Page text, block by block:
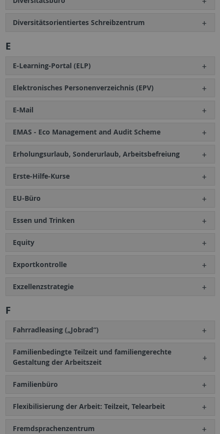
Diversitätsorientiertes Schreibzentrum
E
E-Learning-Portal (ELP)
Elektronisches Personenverzeichnis (EPV)
E-Mail
EMAS - Eco Management and Audit Scheme
Erholungsurlaub, Sonderurlaub, Arbeitsbefreiung
Erste-Hilfe-Kurse
EU-Büro
Essen und Trinken
Equity
Exportkontrolle
Exzellenzstrategie
F
Fahrradleasing („Jobrad“)
Familienbedingte Teilzeit und familiengerechte
Gestaltung der Arbeitszeit
Familienbüro
Flexibilisierung der Arbeit: Teilzeit, Telearbeit
Fremdsprachenzentrum